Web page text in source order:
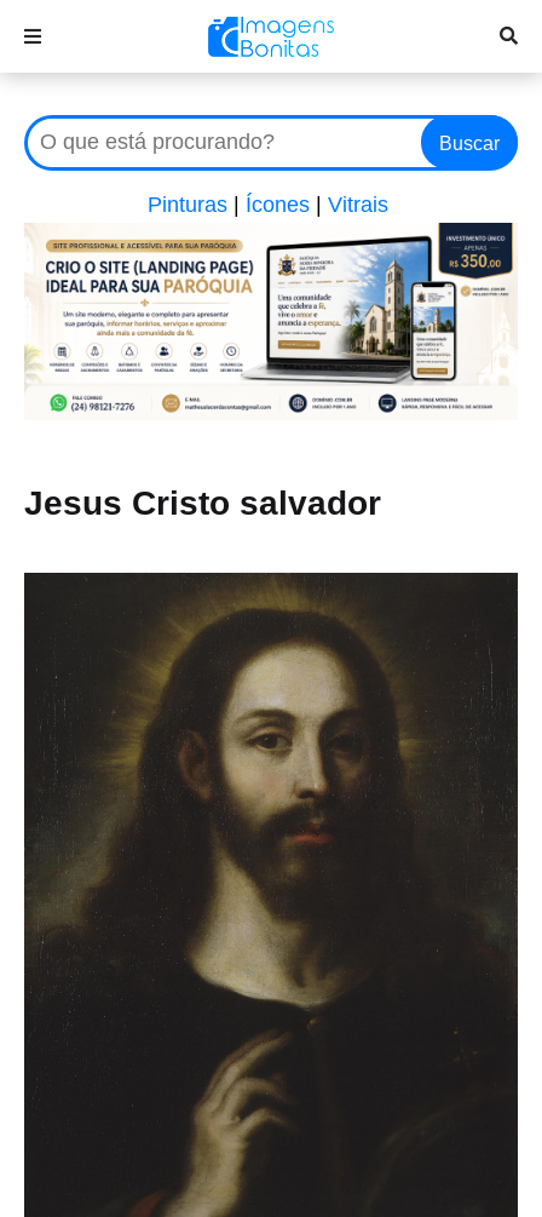
Buscar
Pinturas Ícones Vitrais
Jesus Cristo salvador